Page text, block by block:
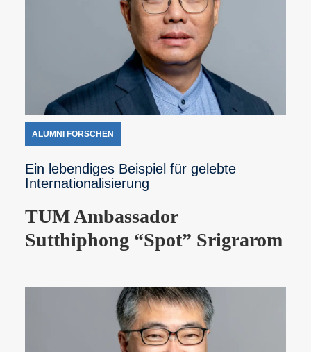
ALUMNI FORSCHEN
Ein lebendiges Beispiel für gelebte
Internationalisierung
TUM Ambassador
Sutthiphong “Spot” Srigrarom